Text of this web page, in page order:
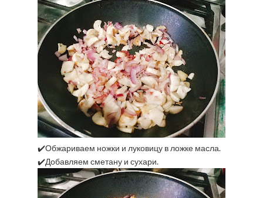
✔️Обжариваем ножки и луковицу в ложке масла.
✔️Добавляем сметану и сухари.